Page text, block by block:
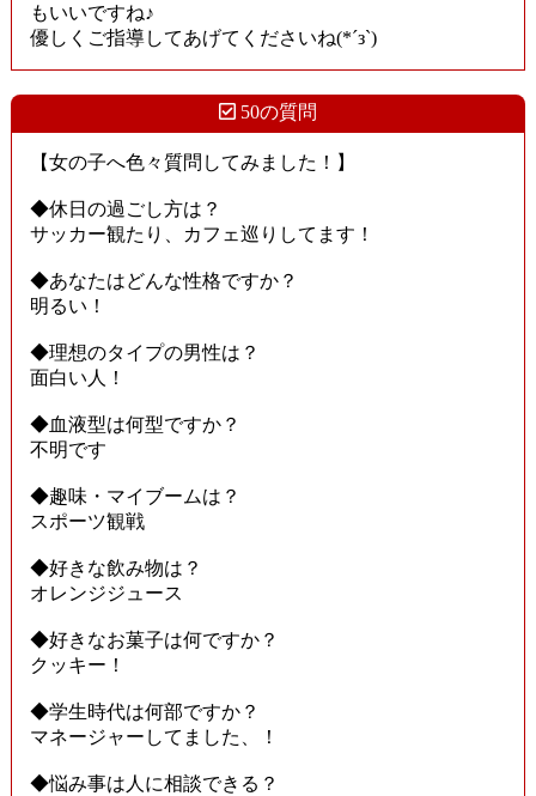
もいいですね♪
優しくご指導してあげてくださいね(*´з`)
50の質問
【女の子へ色々質問してみました！】
◆休日の過ごし方は？
サッカー観たり、カフェ巡りしてます！
◆あなたはどんな性格ですか？
明るい！
◆理想のタイプの男性は？
面白い人！
◆血液型は何型ですか？
不明です
◆趣味・マイブームは？
スポーツ観戦
◆好きな飲み物は？
オレンジジュース
◆好きなお菓子は何ですか？
クッキー！
◆学生時代は何部ですか？
マネージャーしてました、！
◆悩み事は人に相談できる？